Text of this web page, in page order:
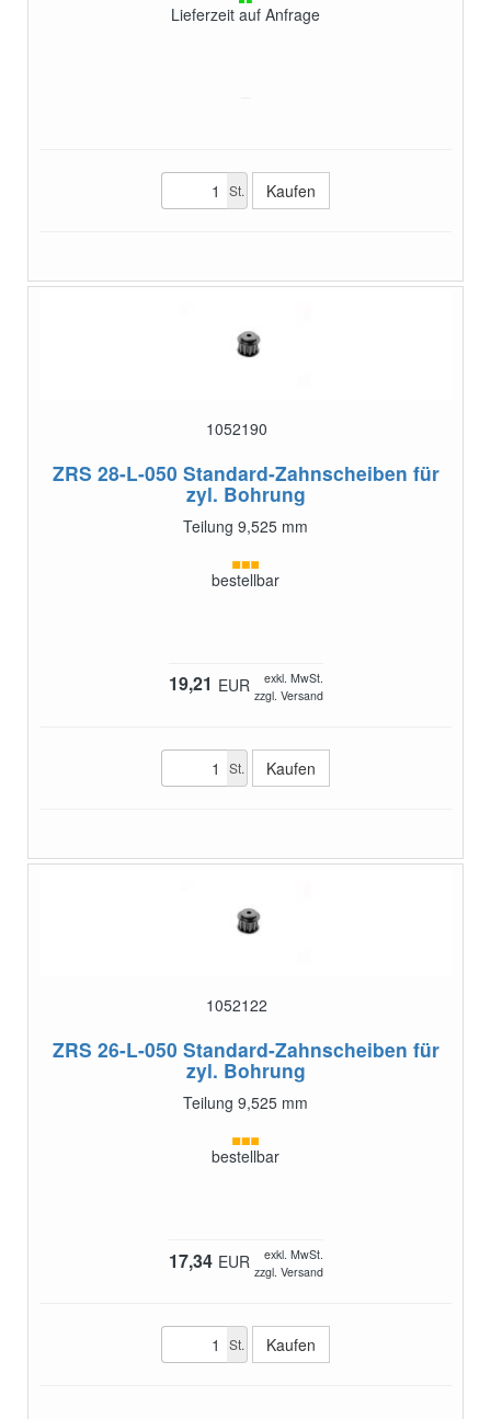
Lieferzeit auf Anfrage
St.
1052190
ZRS 28-L-050 Standard-Zahnscheiben für
zyl. Bohrung
Teilung 9,525 mm
bestellbar
19,21 EUR
exkl. MwSt.
zzgl. Versand
St.
1052122
ZRS 26-L-050 Standard-Zahnscheiben für
zyl. Bohrung
Teilung 9,525 mm
bestellbar
17,34 EUR
exkl. MwSt.
zzgl. Versand
St.